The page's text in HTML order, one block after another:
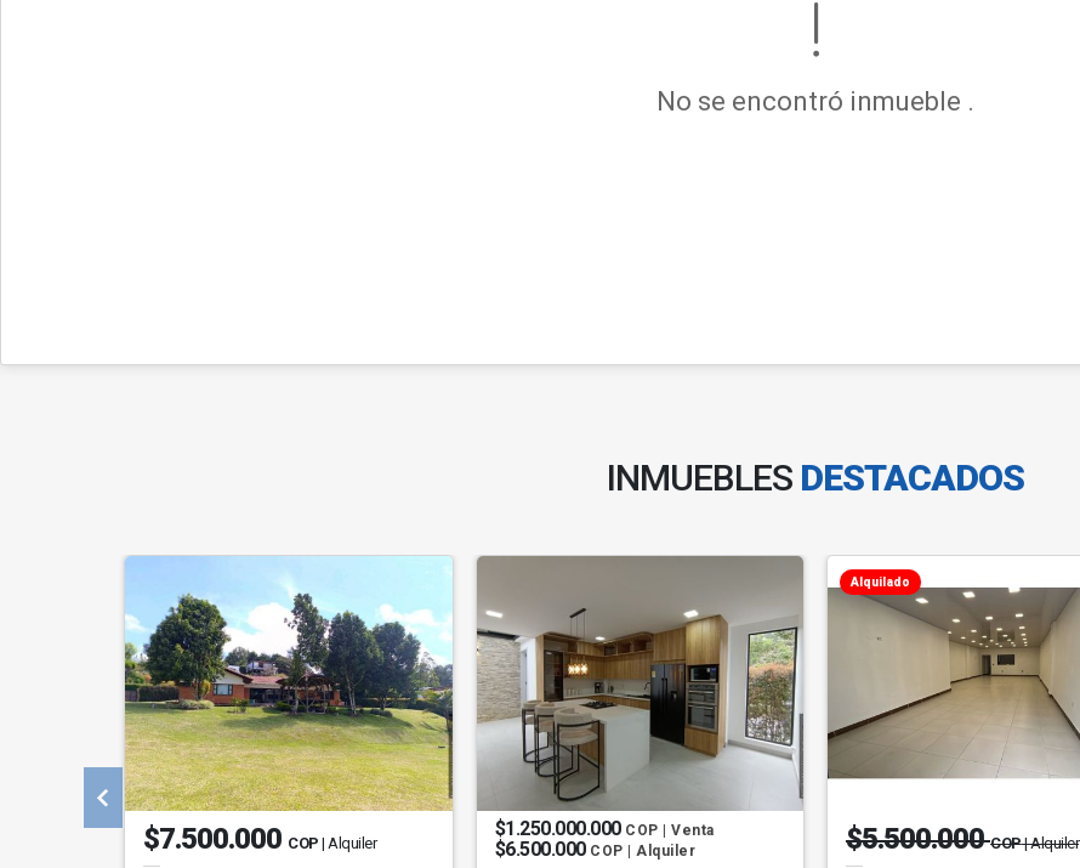
No se encontró inmueble .
INMUEBLES DESTACADOS
$7.500.000 COP | Alquiler
$1.250.000.000 COP | Venta
$6.500.000 COP | Alquiler
Alquilado
$5.500.000COP| Alquiler